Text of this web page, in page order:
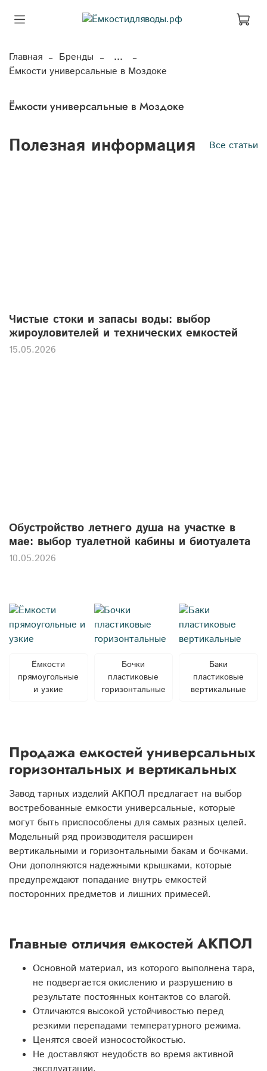
Главная Бренды
...
Ёмкости универсальные в Моздоке
Ёмкости универсальные в Моздоке
Ёмкости
прямоугольные
и узкие
Бочки
пластиковые
горизонтальные
Баки
пластиковые
вертикальные
Продажа емкостей универсальных
горизонтальных и вертикальных
Завод тарных изделий АКПОЛ предлагает на выбор
востребованные емкости универсальные, которые
могут быть приспособлены для самых разных целей.
Модельный ряд производителя расширен
вертикальными и горизонтальными бакам и бочками.
Они дополняются надежными крышками, которые
предупреждают попадание внутрь емкостей
посторонних предметов и лишних примесей.
Главные отличия емкостей АКПОЛ
Основной материал, из которого выполнена тара,
не подвергается окислению и разрушению в
результате постоянных контактов со влагой.
Отличаются высокой устойчивостью перед
резкими перепадами температурного режима.
Ценятся своей износостойкостью.
Не доставляют неудобств во время активной
Полезная информация Все статьи
Чистые стоки и запасы воды: выбор
жироуловителей и технических емкостей
15.05.2026
Обустройство летнего душа на участке в
мае: выбор туалетной кабины и биотуалета
10.05.2026